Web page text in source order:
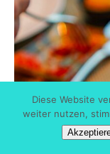
Diese Website
weiter nutzen,